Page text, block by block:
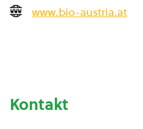
www.bio-austria.at
Kontakt